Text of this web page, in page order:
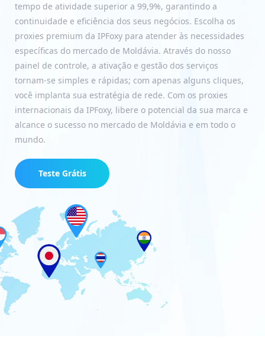
tempo de atividade superior a 99,9%, garantindo a
continuidade e eficiência dos seus negócios. Escolha os
proxies premium da IPFoxy para atender às necessidades
específicas do mercado de Moldávia. Através do nosso
painel de controle, a ativação e gestão dos serviços
tornam-se simples e rápidas; com apenas alguns cliques,
você implanta sua estratégia de rede. Com os proxies
internacionais da IPFoxy, libere o potencial da sua marca e
alcance o sucesso no mercado de Moldávia e em todo o
mundo.
Teste Grátis